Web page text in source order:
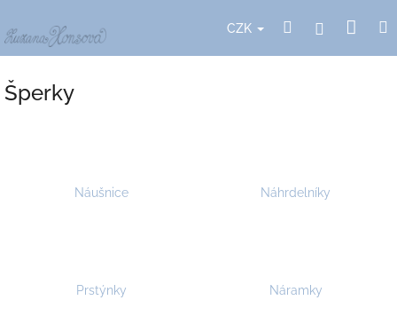
na
obsah
CZK HledatPřihlášení
Šperky
Náušnice Náhrdelníky
Prstýnky Náramky